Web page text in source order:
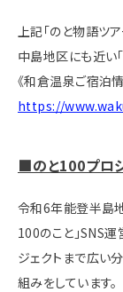
上記「のと物語ツ
中島地区にも近い
《和倉温泉ご宿泊
https://
■のと100プロ
令和6年能登半島
100のこと」SNS
ジェクトまで広い
組みをしています。